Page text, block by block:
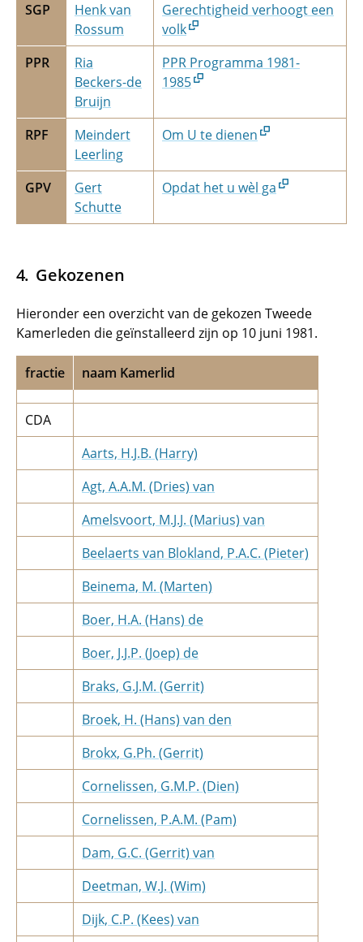
SGP
Henk van
Rossum
Gerechtigheid verhoogt een
volk
PPR
Ria
Beckers-de
Bruijn
PPR Programma 1981-
1985
RPF
Meindert
Leerling
Om U te dienen
GPV
Gert
Schutte
Opdat het u wèl ga
Gekozenen
Hieronder een overzicht van de gekozen Tweede
Kamerleden die geïnstalleerd zijn op 10 juni 1981.
fractie naam Kamerlid
CDA
Aarts, H.J.B. (Harry)
Agt, A.A.M. (Dries) van
Amelsvoort, M.J.J. (Marius) van
Beelaerts van Blokland, P.A.C. (Pieter)
Beinema, M. (Marten)
Boer, H.A. (Hans) de
Boer, J.J.P. (Joep) de
Braks, G.J.M. (Gerrit)
Broek, H. (Hans) van den
Brokx, G.Ph. (Gerrit)
Cornelissen, G.M.P. (Dien)
Cornelissen, P.A.M. (Pam)
Dam, G.C. (Gerrit) van
Deetman, W.J. (Wim)
Dijk, C.P. (Kees) van